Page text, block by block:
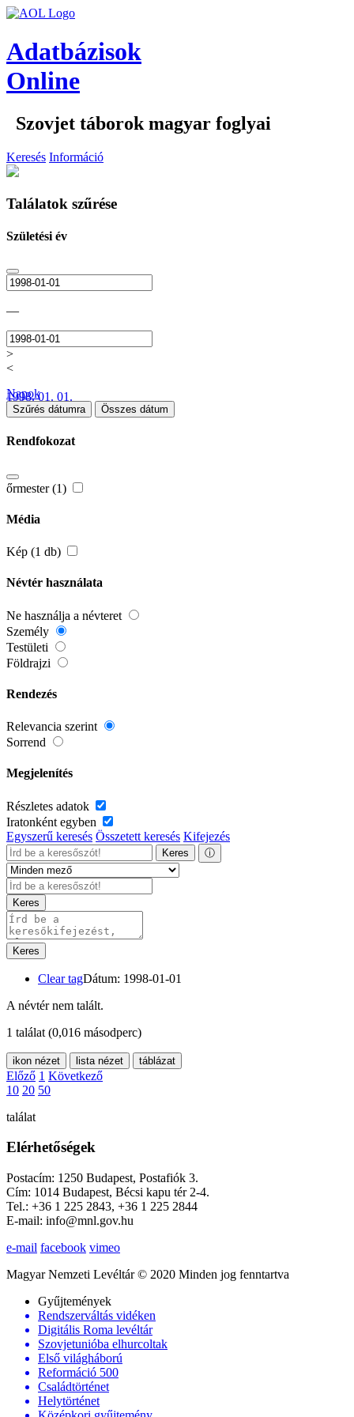
Adatbázisok
Online
Szovjet táborok magyar foglyai
Keresés Információ
Találatok szűrése
Születési év
—
>
<
1998. 01. 01.
Napok
Szűrés dátumra Összes dátum
Rendfokozat
őrmester (1)
Média
Kép (1 db)
Névtér használata
Ne használja a névteret
Személy
Testületi
Földrajzi
Rendezés
Relevancia szerint
Sorrend
Megjelenítés
Részletes adatok
Iratonként egyben
Egyszerű keresés Összetett keresés Kifejezés
Keres ⓘ
Keres
Keres
Clear tagDátum: 1998-01-01
A névtér nem talált.
1 találat (0,016 másodperc)
ikon nézet lista nézet táblázat
Előző 1 Következő
10 20 50
találat
Elérhetőségek
Postacím: 1250 Budapest, Postafiók 3.
Cím: 1014 Budapest, Bécsi kapu tér 2-4.
Tel.: +36 1 225 2843, +36 1 225 2844
E-mail: info@mnl.gov.hu
e-mail facebook vimeo
Magyar Nemzeti Levéltár © 2020 Minden jog fenntartva
Gyűjtemények
Rendszerváltás vidéken
Digitális Roma levéltár
Szovjetunióba elhurcoltak
Első világháború
Reformáció 500
Családtörténet
Helytörténet